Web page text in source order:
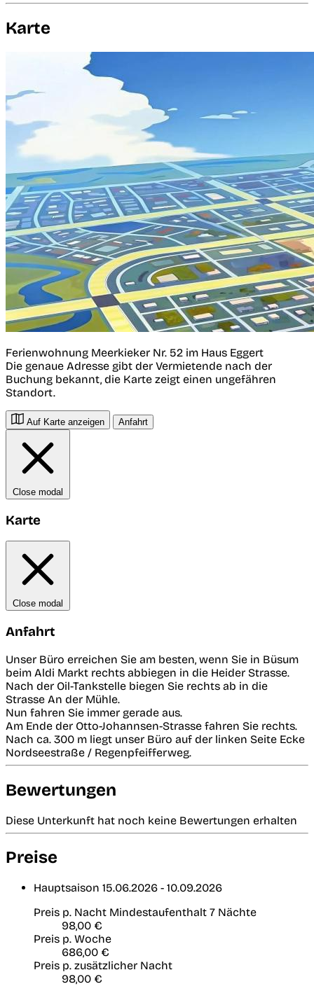
Karte
Ferienwohnung Meerkieker Nr. 52 im Haus Eggert
Die genaue Adresse gibt der Vermietende nach der
Buchung bekannt, die Karte zeigt einen ungefähren
Standort.
Auf Karte anzeigen Anfahrt
Close modal
Karte
Close modal
Anfahrt
Unser Büro erreichen Sie am besten, wenn Sie in Büsum
beim Aldi Markt rechts abbiegen in die Heider Strasse.
Nach der Oil-Tankstelle biegen Sie rechts ab in die
Strasse An der Mühle.
Nun fahren Sie immer gerade aus.
Am Ende der Otto-Johannsen-Strasse fahren Sie rechts.
Nach ca. 300 m liegt unser Büro auf der linken Seite Ecke
Nordseestraße / Regenpfeifferweg.
Bewertungen
Diese Unterkunft hat noch keine Bewertungen erhalten
Preise
Hauptsaison 15.06.2026 - 10.09.2026
Preis p. Nacht Mindestaufenthalt 7 Nächte
98,00 €
Preis p. Woche
686,00 €
Preis p. zusätzlicher Nacht
98,00 €